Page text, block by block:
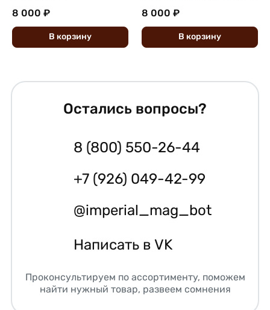
8 000 ₽
В корзину
8 000 ₽
В корзину
Остались вопросы?
8 (800) 550-26-44
+7 (926) 049-42-99
@imperial_mag_bot
Написать в VK
Проконсультируем по ассортименту, поможем
найти нужный товар, развеем сомнения